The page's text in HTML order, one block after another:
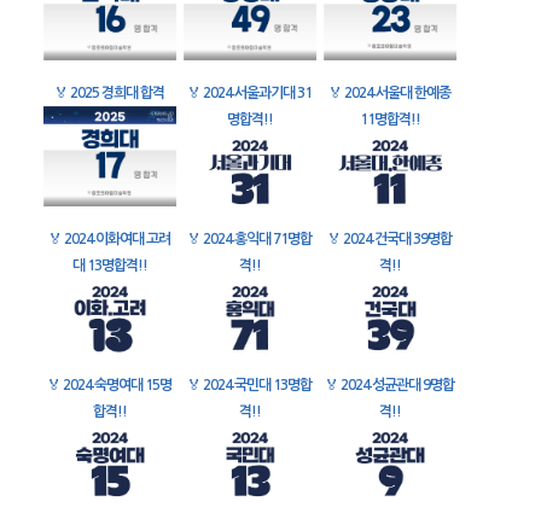
🏅 2025 경희대 합격 🏅 2024 서울과기대 31
명합격!!
🏅 2024 서울대 한예종
11명합격!!
🏅 2024 이화여대 고려
대 13명합격!!
🏅 2024 홍익대 71명합
격!!
🏅 2024 건국대 39명합
격!!
🏅 2024 숙명여대 15명
합격!!
🏅 2024 국민대 13명합
격!!
🏅 2024 성균관대 9명합
격!!